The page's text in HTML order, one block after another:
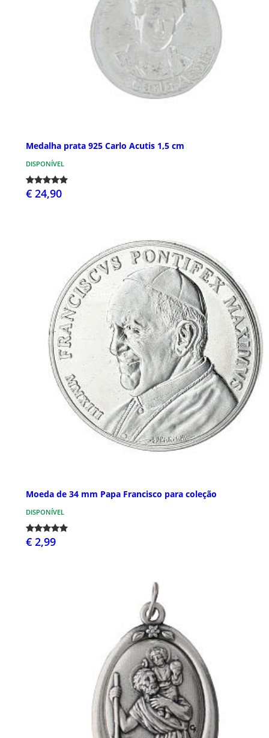
Medalha prata 925 Carlo Acutis 1,5 cm
DISPONÍVEL
€ 24,90
Moeda de 34 mm Papa Francisco para coleção
DISPONÍVEL
€ 2,99